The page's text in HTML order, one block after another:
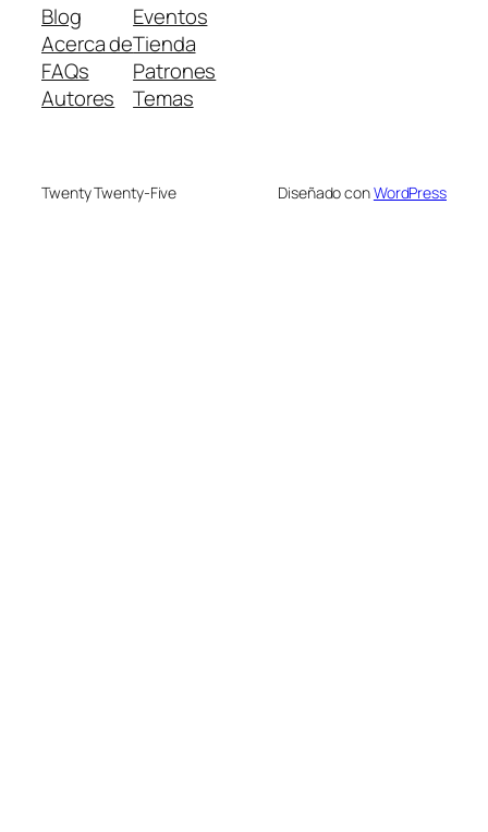
Blog
Acerca de
FAQs
Autores
Eventos
Tienda
Patrones
Temas
Twenty Twenty-Five Diseñado conWordPress